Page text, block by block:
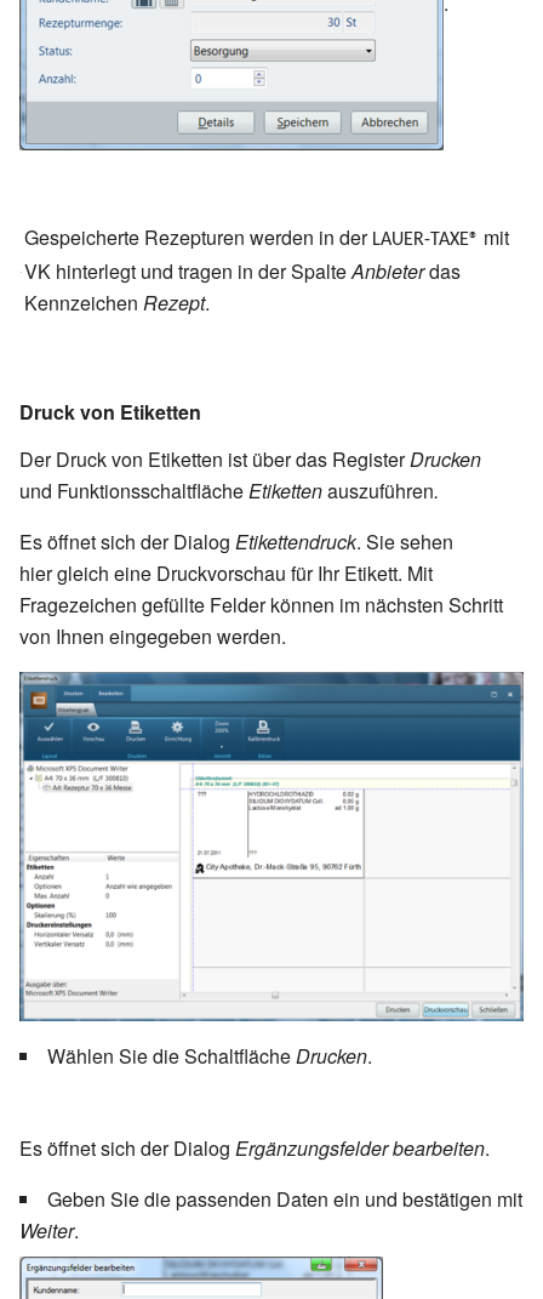
Gespeicherte Rezepturen werden in der LAUER-TAXE® mit
VK hinterlegt und tragen in der SpalteAnbieterdas
Kennzeichen Rezept.
Druck von Etiketten
Der Druck von Etiketten ist über das RegisterDrucken
und FunktionsschaltflächeEtikettenauszuführen.
Es öffnet sich der Dialog Etikettendruck. Sie sehen
hier gleich eine Druckvorschau für Ihr Etikett. Mit
Fragezeichen gefüllte Felder können im nächsten Schritt
von Ihnen eingegeben werden.
Wählen Sie die Schaltfläche Drucken.
Es öffnet sich der Dialog Ergänzungsfelder bearbeiten.
Geben Sie die passenden Daten ein und bestätigen mit
Weiter.